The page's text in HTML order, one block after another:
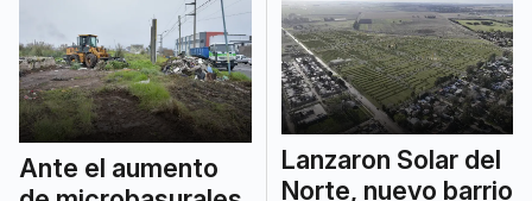
Ante el aumento
Lanzaron Solar del
Norte, nuevo barrio